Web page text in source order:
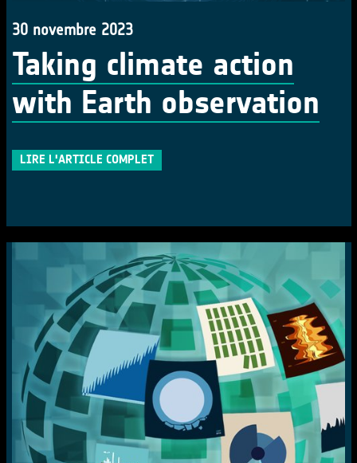
30 novembre 2023
Taking climate action
with Earth observation
LIRE L'ARTICLE COMPLET